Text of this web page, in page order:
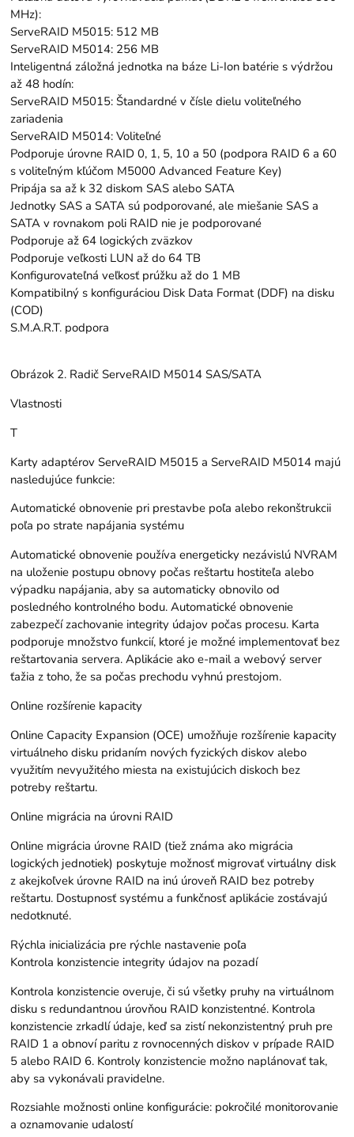
MHz):
ServeRAID M5015: 512 MB
ServeRAID M5014: 256 MB
Inteligentná záložná jednotka na báze Li-Ion batérie s výdržou
až 48 hodín:
ServeRAID M5015: Štandardné v čísle dielu voliteľného
zariadenia
ServeRAID M5014: Voliteľné
Podporuje úrovne RAID 0, 1, 5, 10 a 50 (podpora RAID 6 a 60
s voliteľným kľúčom M5000 Advanced Feature Key)
Pripája sa až k 32 diskom SAS alebo SATA
Jednotky SAS a SATA sú podporované, ale miešanie SAS a
SATA v rovnakom poli RAID nie je podporované
Podporuje až 64 logických zväzkov
Podporuje veľkosti LUN až do 64 TB
Konfigurovateľná veľkosť prúžku až do 1 MB
Kompatibilný s konfiguráciou Disk Data Format (DDF) na disku
(COD)
S.M.A.R.T. podpora
Obrázok 2. Radič ServeRAID M5014 SAS/SATA
Vlastnosti
T
Karty adaptérov ServeRAID M5015 a ServeRAID M5014 majú
nasledujúce funkcie:
Automatické obnovenie pri prestavbe poľa alebo rekonštrukcii
poľa po strate napájania systému
Automatické obnovenie používa energeticky nezávislú NVRAM
na uloženie postupu obnovy počas reštartu hostiteľa alebo
výpadku napájania, aby sa automaticky obnovilo od
posledného kontrolného bodu. Automatické obnovenie
zabezpečí zachovanie integrity údajov počas procesu. Karta
podporuje množstvo funkcií, ktoré je možné implementovať bez
reštartovania servera. Aplikácie ako e-mail a webový server
ťažia z toho, že sa počas prechodu vyhnú prestojom.
Online rozšírenie kapacity
Online Capacity Expansion (OCE) umožňuje rozšírenie kapacity
virtuálneho disku pridaním nových fyzických diskov alebo
využitím nevyužitého miesta na existujúcich diskoch bez
potreby reštartu.
Online migrácia na úrovni RAID
Online migrácia úrovne RAID (tiež známa ako migrácia
logických jednotiek) poskytuje možnosť migrovať virtuálny disk
z akejkoľvek úrovne RAID na inú úroveň RAID bez potreby
reštartu. Dostupnosť systému a funkčnosť aplikácie zostávajú
nedotknuté.
Rýchla inicializácia pre rýchle nastavenie poľa
Kontrola konzistencie integrity údajov na pozadí
Kontrola konzistencie overuje, či sú všetky pruhy na virtuálnom
disku s redundantnou úrovňou RAID konzistentné. Kontrola
konzistencie zrkadlí údaje, keď sa zistí nekonzistentný pruh pre
RAID 1 a obnoví paritu z rovnocenných diskov v prípade RAID
5 alebo RAID 6. Kontroly konzistencie možno naplánovať tak,
aby sa vykonávali pravidelne.
Rozsiahle možnosti online konfigurácie: pokročilé monitorovanie
a oznamovanie udalostí